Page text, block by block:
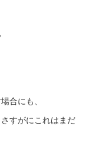
合にも、
すがにこれはまだ